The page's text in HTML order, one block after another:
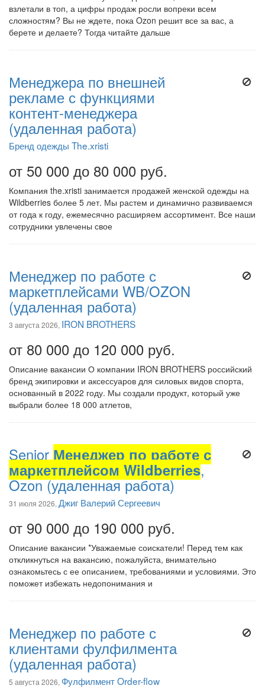
взлетали в топ, а цифры продаж росли вопреки всем
сложностям? Вы не ждете, пока Ozon решит все за вас, а
берете и делаете? Тогда читайте дальше
Менеджера по внешней
рекламе с функциями
контент-менеджера
(удаленная работа)
Бренд одежды The.xristi
от 50 000 до 80 000 руб.
Компания the.xristi занимается продажей женской одежды на
Wildberries более 5 лет. Мы растем и динамично развиваемся
от года к году, ежемесячно расширяем ассортимент. Все наши
сотрудники увлечены свое
Менеджер по работе с
маркетплейсами WB/OZON
(удаленная работа)
3 августа 2026, IRON BROTHERS
от 80 000 до 120 000 руб.
Описание вакансии О компании IRON BROTHERS российский
бренд экипировки и аксессуаров для силовых видов спорта,
основанный в 2022 году. Мы создали продукт, который уже
выбрали более 18 000 атлетов,
SeniorМенеджер по работе с
маркетплейсом Wildberries,
Ozon (удаленная работа)
31 июля 2026, Джиг Валерий Сергеевич
от 90 000 до 190 000 руб.
Описание вакансии *Уважаемые соискатели! Перед тем как
откликнуться на вакансию, пожалуйста, внимательно
ознакомьтесь с ее описанием, требованиями и условиями. Это
поможет избежать недопонимания и
Менеджер по работе с
клиентами фулфилмента
(удаленная работа)
5 августа 2026, Фулфилмент Order-flow